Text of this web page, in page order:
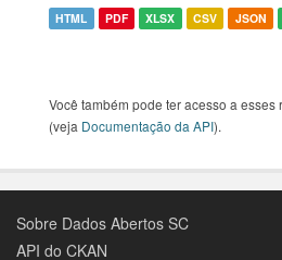
HTML PDF XLSX CSV JSON
Você também pode ter acesso a esses
(veja Documentação da API).
Sobre Dados Abertos SC
API do CKAN